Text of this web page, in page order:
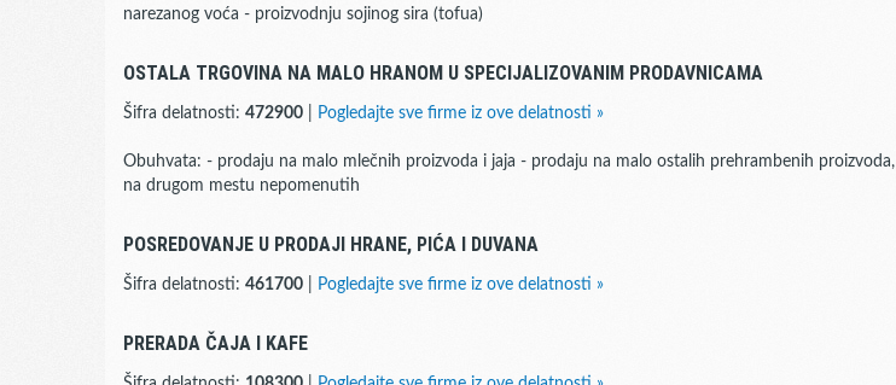
narezanog voća - proizvodnju sojinog sira (tofua)
OSTALA TRGOVINA NA MALO HRANOM U SPECIJALIZOVANIM PRODAVNICAMA
Šifra delatnosti: 472900 Pogledajte sve firme iz ove delatnosti »
Obuhvata: - prodaju na malo mlečnih proizvoda i jaja - prodaju na malo ostalih prehrambenih proizvoda,
na drugom mestu nepomenutih
POSREDOVANJE U PRODAJI HRANE, PIĆA I DUVANA
Šifra delatnosti: 461700 Pogledajte sve firme iz ove delatnosti »
PRERADA ČAJA I KAFE